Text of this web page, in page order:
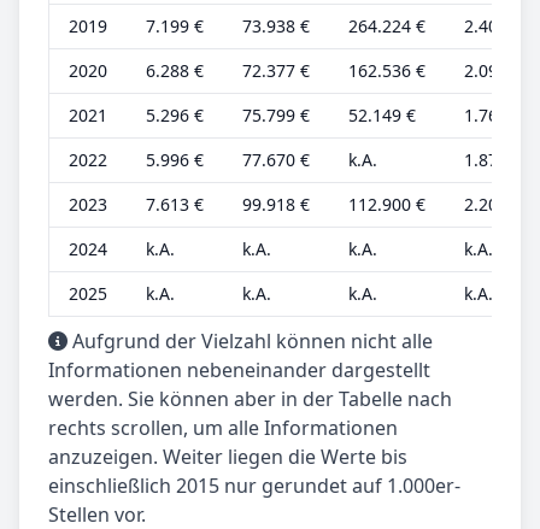
2019
7.199 € 73.938 € 264.224 €
2.400 €
2020
6.288 € 72.377 € 162.536 €
2.096 €
2021
5.296 € 75.799 € 52.149 €
1.765 €
2022
5.996 € 77.670 € k.A.
1.874 €
2023
7.613 € 99.918 € 112.900 €
2.207 €
2024
k.A. k.A. k.A.
k.A.
2025
k.A. k.A. k.A. k.A.
Aufgrund der Vielzahl können nicht alle
Informationen nebeneinander dargestellt
werden. Sie können aber in der Tabelle nach
rechts scrollen, um alle Informationen
anzuzeigen. Weiter liegen die Werte bis
einschließlich 2015 nur gerundet auf 1.000er-
Stellen vor.